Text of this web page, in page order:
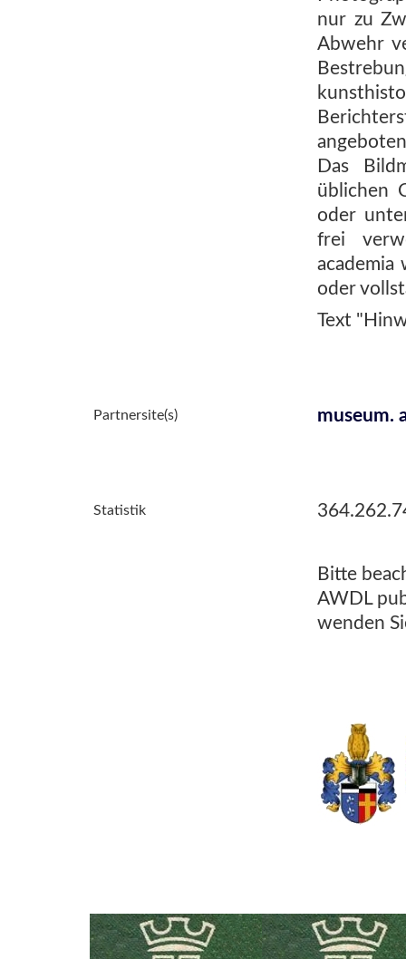
nur zu
Abwehr
Das
üblichen
oder
frei
academia
oder
Text
Partnersite(s) museum.
Statistik
Bitte
AWDL
wenden